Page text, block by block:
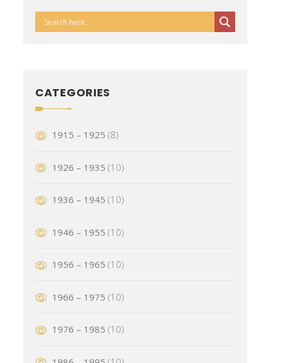
CATEGORIES
1915 – 1925 (8)
1926 – 1935 (10)
1936 – 1945 (10)
1946 – 1955 (10)
1956 – 1965 (10)
1966 – 1975 (10)
1976 – 1985 (10)